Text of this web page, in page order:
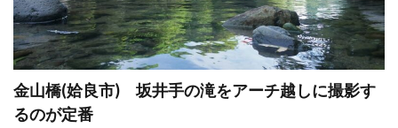
金山橋(姶良市) 坂井手の滝をアーチ越しに撮影す
るのが定番